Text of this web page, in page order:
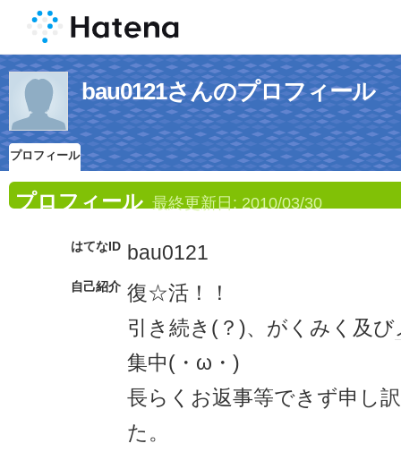
bau0121さんのプロフィール
プロフィール
プロフィール 最終更新日: 2010/03/30
はてなID bau0121
自己紹介 復☆活！！
引き続き(？)、がくみく及び
集中(・ω・)
長らくお返事等できず申し
た。